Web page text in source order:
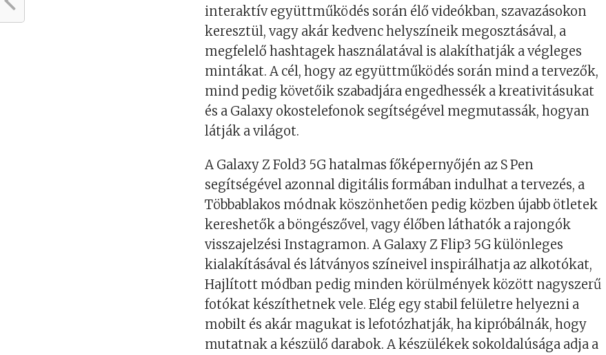
interaktív együttműködés során élő videókban, szavazásokon
keresztül, vagy akár kedvenc helyszíneik megosztásával, a
megfelelő hashtagek használatával is alakíthatják a végleges
mintákat. A cél, hogy az együttműködés során mind a tervezők,
mind pedig követőik szabadjára engedhessék a kreativitásukat
és a Galaxy okostelefonok segítségével megmutassák, hogyan
látják a világot.
A Galaxy Z Fold3 5G hatalmas főképernyőjén az S Pen
segítségével azonnal digitális formában indulhat a tervezés, a
Többablakos módnak köszönhetően pedig közben újabb ötletek
kereshetők a böngészővel, vagy élőben láthatók a rajongók
visszajelzési Instagramon. A Galaxy Z Flip3 5G különleges
kialakításával és látványos színeivel inspirálhatja az alkotókat,
Hajlított módban pedig minden körülmények között nagyszerű
fotókat készíthetnek vele. Elég egy stabil felületre helyezni a
mobilt és akár magukat is lefotózhatják, ha kipróbálnák, hogy
mutatnak a készülő darabok. A készülékek sokoldalúsága adja a